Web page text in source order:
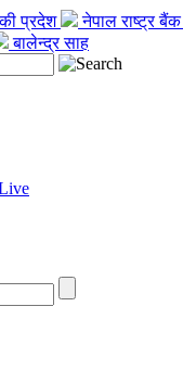
प्रदेश नेपाल राष्ट्र बैंक
बालेन्द्र साह